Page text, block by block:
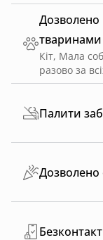
тваринами
Кіт, Мала
разово за
Палити
Дозволено